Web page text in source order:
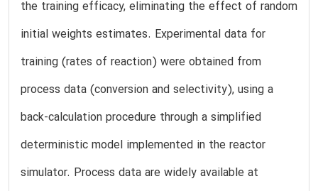
the training efficacy, eliminating the effect of random
initial weights estimates. Experimental data for
training (rates of reaction) were obtained from
process data (conversion and selectivity), using a
back-calculation procedure through a simplified
deterministic model implemented in the reactor
simulator. Process data are widely available at